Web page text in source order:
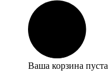
Ваша корзина пуста